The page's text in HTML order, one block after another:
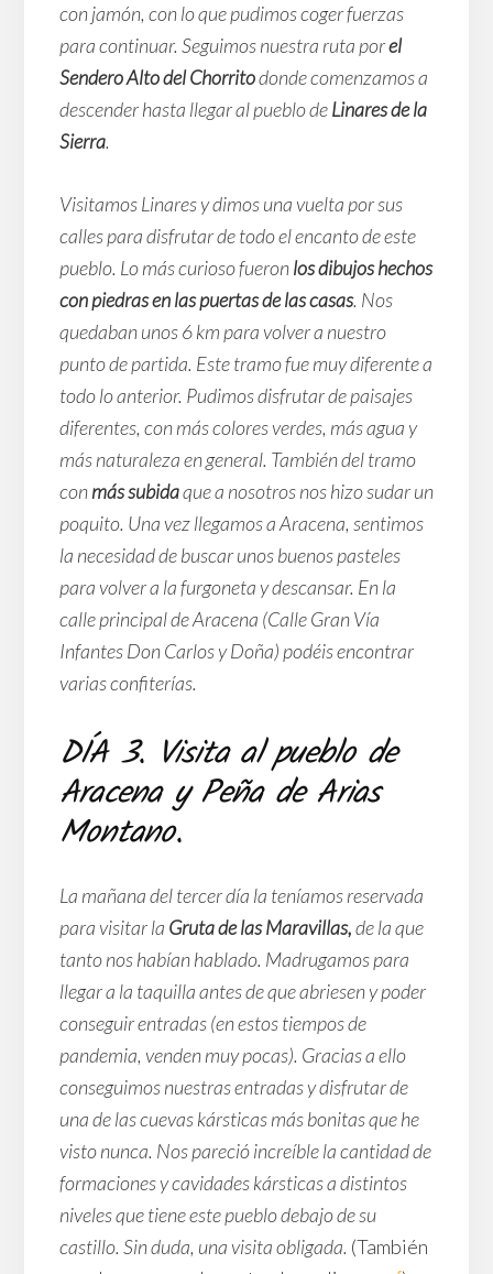
con jamón, con lo que pudimos coger fuerzas
para continuar. Seguimos nuestra ruta porel
Sendero Alto del Chorritodonde comenzamos a
descender hasta llegar al pueblo deLinares de la
Sierra.
Visitamos Linares y dimos una vuelta por sus
calles para disfrutar de todo el encanto de este
pueblo. Lo más curioso fueronlos dibujos hechos
con piedras en las puertas de las casas. Nos
quedaban unos 6 km para volver a nuestro
punto de partida. Este tramo fue muy diferente a
todo lo anterior. Pudimos disfrutar de paisajes
diferentes, con más colores verdes, más agua y
más naturaleza en general. También del tramo
conmás subidaque a nosotros nos hizo sudar un
poquito. Una vez llegamos a Aracena, sentimos
la necesidad de buscar unos buenos pasteles
para volver a la furgoneta y descansar. En la
calle principal de Aracena (Calle Gran Vía
Infantes Don Carlos y Doña) podéis encontrar
varias confiterías.
DÍA 3. Visita al pueblo de
Aracena y Peña de Arias
Montano.
La mañana del tercer día la teníamos reservada
para visitar la Gruta de las Maravillas,de la que
tanto nos habían hablado. Madrugamos para
llegar a la taquilla antes de que abriesen y poder
conseguir entradas (en estos tiempos de
pandemia, venden muy pocas). Gracias a ello
conseguimos nuestras entradas y disfrutar de
una de las cuevas kársticas más bonitas que he
visto nunca. Nos pareció increíble la cantidad de
formaciones y cavidades kársticas a distintos
niveles que tiene este pueblo debajo de su
castillo. Sin duda, una visita obligada. (También